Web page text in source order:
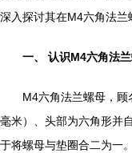
深入探讨其在M4六角法兰
一、 认识M4六角法
M4六角法兰螺母，
毫米）、头部为六角形并
于将螺母与垫圈合二为一